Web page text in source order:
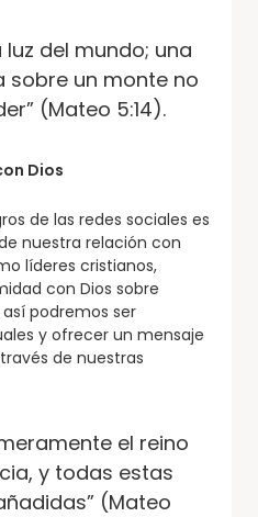
del mundo; una
sobre un monte no
(Mateo 5:14).
Dios
de las redes sociales es
nuestra relación con
líderes cristianos,
con Dios sobre
podremos ser
y ofrecer un mensaje
de nuestras
el reino
y todas estas
(Mateo